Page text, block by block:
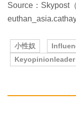
Source：Skypost
小性奴
Keyopinionleader